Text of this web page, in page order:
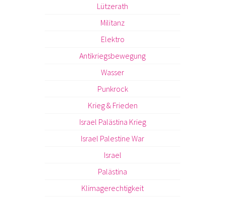
Lützerath
Militanz
Elektro
Antikriegsbewegung
Wasser
Punkrock
Krieg & Frieden
Israel Palästina Krieg
Israel Palestine War
Israel
Palästina
Klimagerechtigkeit